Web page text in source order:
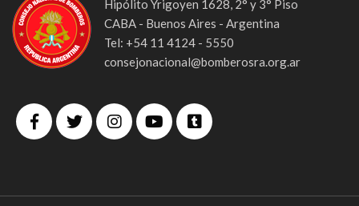
Hipólito Yrigoyen 1628, 2° y 3° Piso
CABA - Buenos Aires - Argentina
Tel: +54 11 4124 - 5550
consejonacional@bomberosra.org.ar